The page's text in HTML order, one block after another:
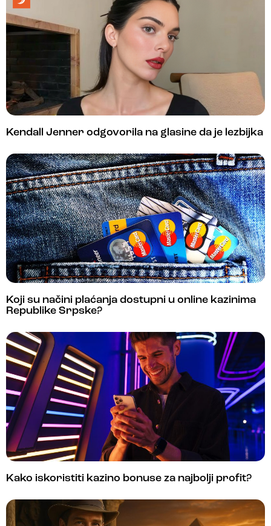
Kendall Jenner odgovorila na glasine da je lezbijka
Koji su načini plaćanja dostupni u online kazinima
Republike Srpske?
Kako iskoristiti kazino bonuse za najbolji profit?